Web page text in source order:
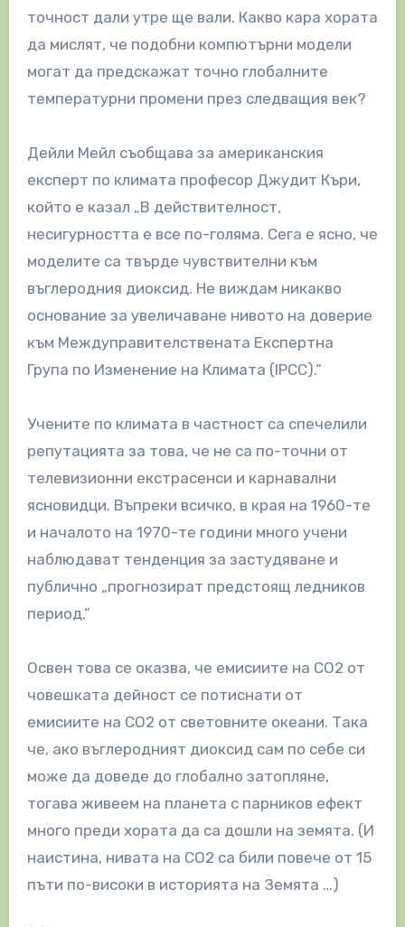
точност дали утре ще вали. Какво кара хората
да мислят, че подобни компютърни модели
могат да предскажат точно глобалните
температурни промени през следващия век?
Дейли Мейл съобщава за американския
експерт по климата професор Джудит Къри,
който е казал „В действителност,
несигурността е все по-голяма. Сега е ясно, че
моделите са твърде чувствителни към
въглеродния диоксид. Не виждам никакво
основание за увеличаване нивото на доверие
към Междуправителствената Експертна
Група по Изменение на Климата (IPCC).“
Учените по климата в частност са спечелили
репутацията за това, че не са по-точни от
телевизионни екстрасенси и карнавални
ясновидци. Въпреки всичко, в края на 1960-те
и началото на 1970-те години много учени
наблюдават тенденция за застудяване и
публично „прогнозират предстоящ ледников
период.“
Освен това се оказва, че емисиите на СО2 от
човешката дейност се потиснати от
емисиите на CO2 от световните океани. Така
че, ако въглеродният диоксид сам по себе си
може да доведе до глобално затопляне,
тогава живеем на планета с парников ефект
много преди хората да са дошли на земята. (И
наистина, нивата на CO2 са били повече от 15
пъти по-високи в историята на Земята …)